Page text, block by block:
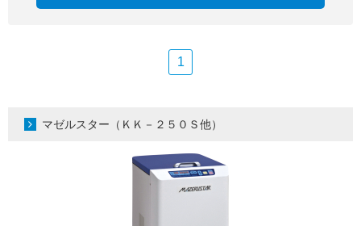
1
マゼルスター（ＫＫ－２５０Ｓ他）